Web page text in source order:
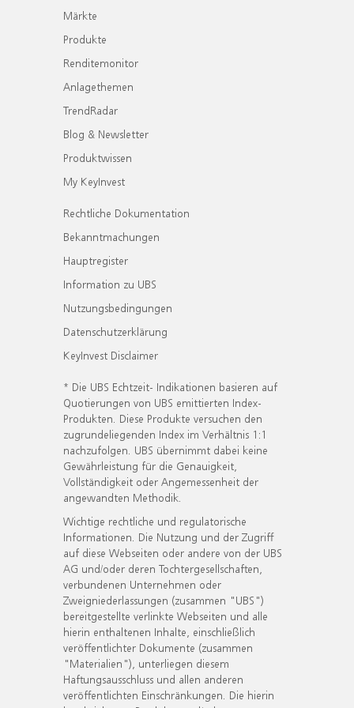
Märkte
Produkte
Renditemonitor
Anlagethemen
TrendRadar
Blog & Newsletter
Produktwissen
My KeyInvest
Rechtliche Dokumentation
Bekanntmachungen
Hauptregister
Information zu UBS
Nutzungsbedingungen
Datenschutzerklärung
KeyInvest Disclaimer
* Die UBS Echtzeit- Indikationen basieren auf
Quotierungen von UBS emittierten Index-
Produkten. Diese Produkte versuchen den
zugrundeliegenden Index im Verhältnis 1:1
nachzufolgen. UBS übernimmt dabei keine
Gewährleistung für die Genauigkeit,
Vollständigkeit oder Angemessenheit der
angewandten Methodik.
Wichtige rechtliche und regulatorische
Informationen. Die Nutzung und der Zugriff
auf diese Webseiten oder andere von der UBS
AG und/oder deren Tochtergesellschaften,
verbundenen Unternehmen oder
Zweigniederlassungen (zusammen "UBS")
bereitgestellte verlinkte Webseiten und alle
hierin enthaltenen Inhalte, einschließlich
veröffentlichter Dokumente (zusammen
"Materialien"), unterliegen diesem
Haftungsausschluss und allen anderen
veröffentlichten Einschränkungen. Die hierin